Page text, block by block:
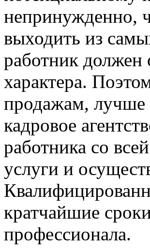
непринужденно,
выходить из
работник должен
характера.
продажам, лучше
кадровое
работника со
услуги и
кратчайшие
профессионала.